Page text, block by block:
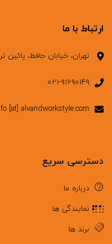
ارتباط با ما
تهران، خیابان حافظ، پائین تر
۰۲۱-۹۱۶۹۰۱۴۹
[at] alvandworkstyle.com
دسترسی سریع
درباره ما
نمایندگی ها
برند ها